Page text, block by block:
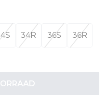
34R 36S 36R